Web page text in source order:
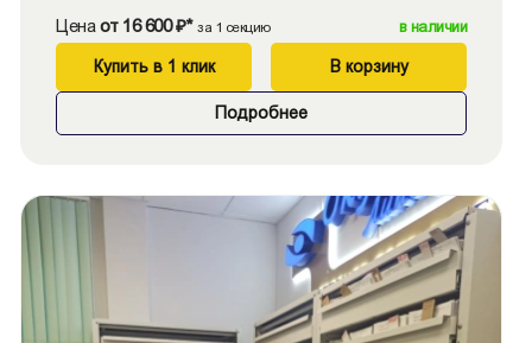
Цена от 16 600 ₽* за 1 секцию в наличии
Купить в 1 клик В корзину
Подробнее